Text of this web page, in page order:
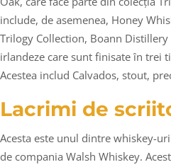
include, de asemenea, Honey
Trilogy Collection, Boann
irlandeze care sunt finisate în trei
Acestea includ Calvados, stout,
Lacrimi de
Acesta este unul dintre whiskey-
de compania Walsh Whiskey.